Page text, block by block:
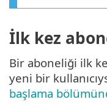
İlk kez
Bir aboneliği ilk
yeni bir
başlama